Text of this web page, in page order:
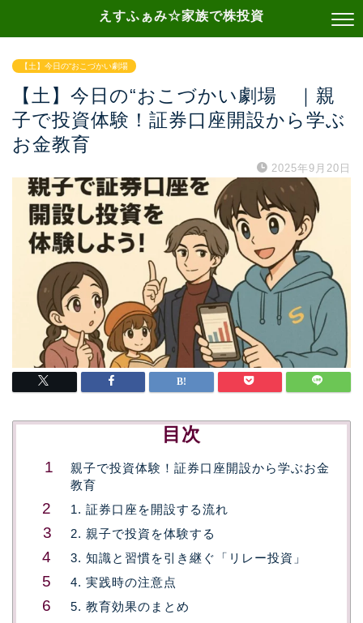
えすふぁみ☆家族で株投資
【土】今日の“おこづかい劇場
【土】今日の“おこづかい劇場 ｜親
子で投資体験！証券口座開設から学ぶ
お金教育
2025年9月20日
目次
親子で投資体験！証券口座開設から学ぶお金
教育
1. 証券口座を開設する流れ
2. 親子で投資を体験する
3. 知識と習慣を引き継ぐ「リレー投資」
4. 実践時の注意点
5. 教育効果のまとめ